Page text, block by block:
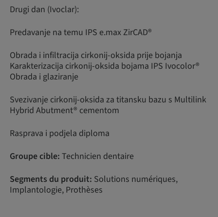
Drugi dan (Ivoclar):
Predavanje na temu IPS e.max ZirCAD®
Obrada i infiltracija cirkonij-oksida prije bojanja
Karakterizacija cirkonij-oksida bojama IPS Ivocolor®
Obrada i glaziranje
Svezivanje cirkonij-oksida za titansku bazu s Multilink
Hybrid Abutment® cementom
Rasprava i podjela diploma
Groupe cible: Technicien dentaire
Segments du produit: Solutions numériques,
Implantologie, Prothèses